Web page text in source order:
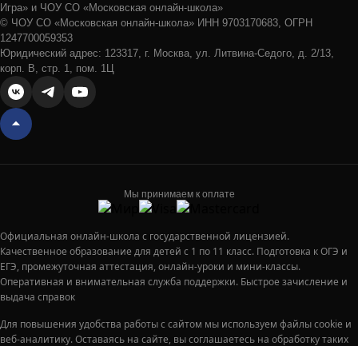
Игра» и ЧОУ СО «Московская онлайн-школа»
© ЧОУ СО «Московская онлайн-школа» ИНН 9703170683, ОГРН
1247700059353
Юридический адрес: 123317, г. Москва, ул. Литвина-Седого, д. 2/13,
корп. В, стр. 1, пом. 1Ц
Мы принимаем к оплате
Официальная онлайн-школа с государственной лицензией.
Качественное образование для детей с 1 по 11 класс. Подготовка к ОГЭ и
ЕГЭ, промежуточная аттестация, онлайн-уроки и мини-классы.
Оперативная и внимательная служба поддержки. Быстрое зачисление и
выдача справок
Для повышения удобства работы с сайтом мы используем файлы cookie и
веб-аналитику. Оставаясь на сайте, вы соглашаетесь на обработку таких